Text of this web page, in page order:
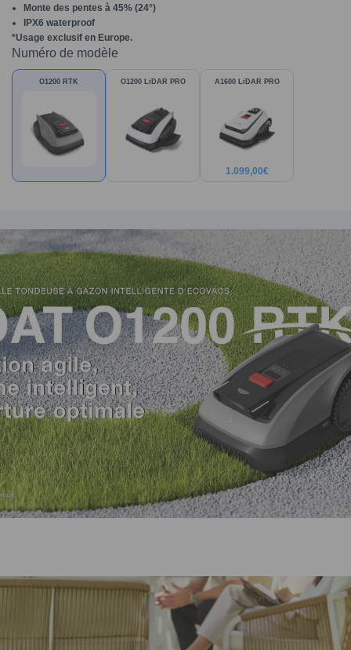
Monte des pentes à 45% (24°)
IPX6 waterproof
*Usage exclusif en Europe.
Numéro de modèle
O1200 RTK O1200 LiDAR PRO A1600 LiDAR PRO
1.099,00€